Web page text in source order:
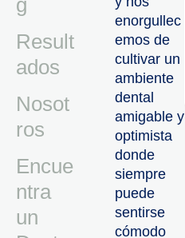
g
Result
ados
Nosot
ros
Encue
ntra
un
enorgullec
emos de
cultivar un
ambiente
dental
amigable y
optimista
donde
siempre
puede
sentirse
cómodo